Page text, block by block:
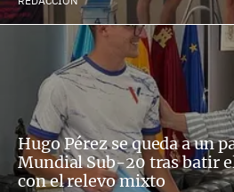
Hugo Pérez se queda a un
Mundial Sub-20 tras batir
con el relevo mixto